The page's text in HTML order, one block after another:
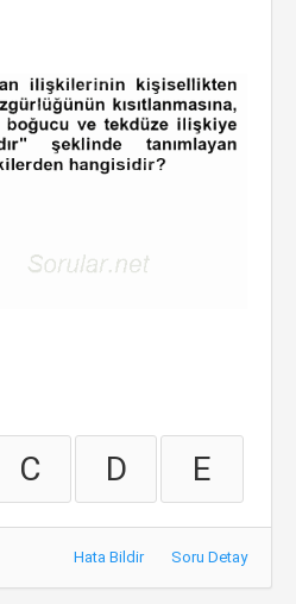
C D E
Hata Bildir Soru Detay